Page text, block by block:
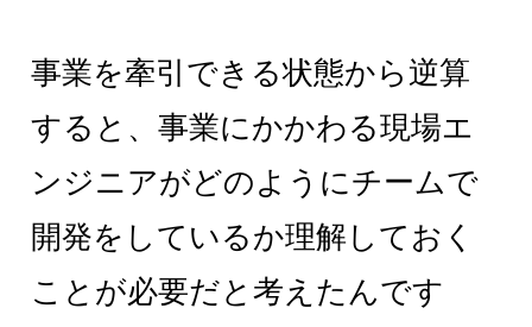
事業を牽引できる状態から逆算
すると、事業にかかわる現場エ
ンジニアがどのようにチームで
開発をしているか理解しておく
ことが必要だと考えたんです